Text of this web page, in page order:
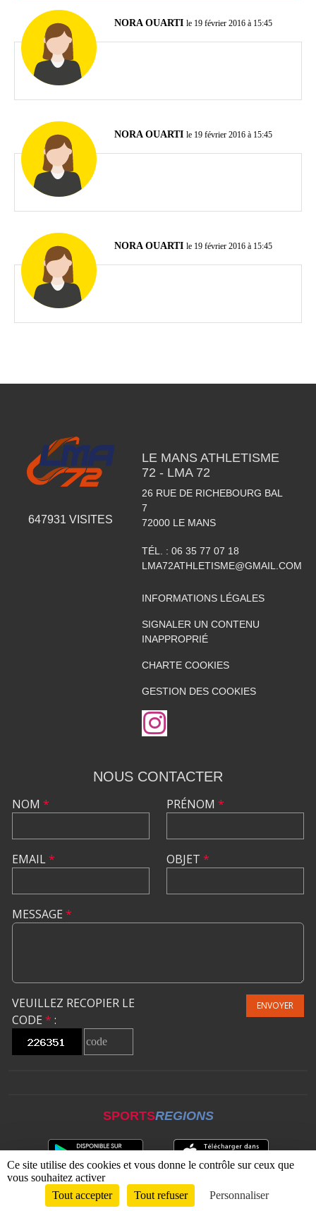
NORA OUARTI le 19 février 2016 à 15:45
NORA OUARTI le 19 février 2016 à 15:45
NORA OUARTI le 19 février 2016 à 15:45
647931 VISITES
LE MANS ATHLETISME
72 - LMA 72
26 RUE DE RICHEBOURG BAL
7
72000 LE MANS
TÉL. : 06 35 77 07 18
LMA72ATHLETISME@GMAIL.COM
INFORMATIONS LÉGALES
SIGNALER UN CONTENU
INAPPROPRIÉ
CHARTE COOKIES
GESTION DES COOKIES
NOUS CONTACTER
NOM *
EMAIL*
PRÉNOM *
OBJET *
MESSAGE *
VEUILLEZ RECOPIER LE
CODE * :
ENVOYER
SPORTSREGIONS
Envie de participer ? CONNEXION
Ce site utilise des cookies et vous donne le contrôle sur ceux que
vous souhaitez activer
Tout accepter
Tout refuser Personnaliser